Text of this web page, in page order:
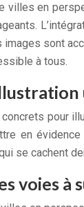
villes en
images sont
à tous.
pour
en
se cachent
voies à